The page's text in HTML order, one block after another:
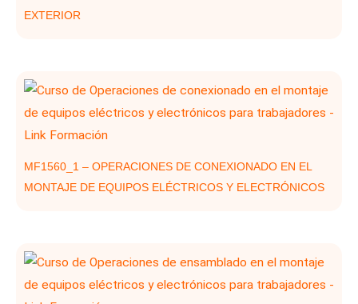
EXTERIOR
MF1560_1 – OPERACIONES DE CONEXIONADO EN EL
MONTAJE DE EQUIPOS ELÉCTRICOS Y ELECTRÓNICOS